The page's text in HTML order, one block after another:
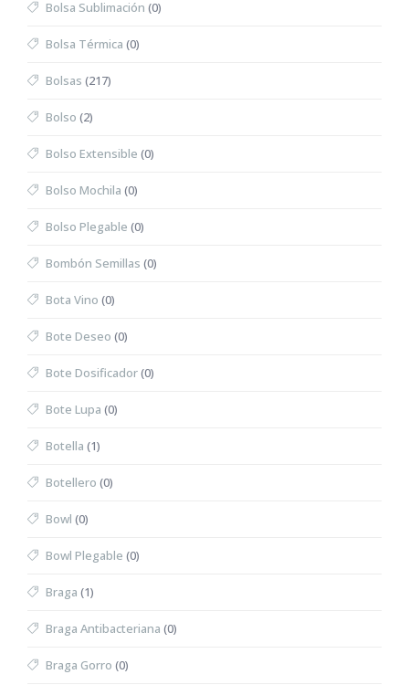
Bolsa Sublimación (0)
Bolsa Térmica (0)
Bolsas (217)
Bolso (2)
Bolso Extensible (0)
Bolso Mochila (0)
Bolso Plegable (0)
Bombón Semillas (0)
Bota Vino (0)
Bote Deseo (0)
Bote Dosificador(0)
Bote Lupa (0)
Botella (1)
Botellero (0)
Bowl (0)
Bowl Plegable (0)
Braga (1)
Braga Antibacteriana (0)
Braga Gorro (0)